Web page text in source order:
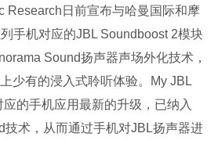
Research日前宣布与哈曼国际和摩
手机对应的JBL Soundboost 2模块
Sound扬声器声场外化技术，
少有的浸入式聆听体验。My JBL
的手机应用最新的升级，已纳入
技术，从而通过手机对JBL扬声器进